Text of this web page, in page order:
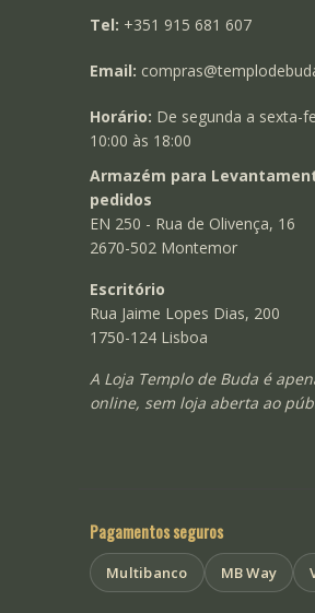
Tel: +351 915 681 607
Email:
Horário: De segunda a sexta-
10:00 às 18:00
Armazém para
pedidos
EN 250 - Rua de Olivença, 16
2670-502 Montemor
Escritório
Rua Jaime Lopes Dias, 200
1750-124 Lisboa
A Loja Templo de Buda é
online, sem loja aberta ao
Pagamentos seguros
Multibanco MB Way